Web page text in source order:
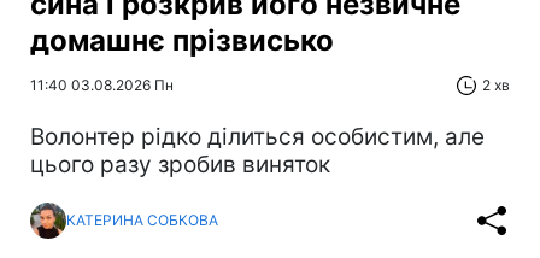
домашнє прізвисько
11:40 03.08.2026 Пн 2 хв
Волонтер рідко ділиться особистим, але
цього разу зробив виняток
КАТЕРИНА СОБКОВА